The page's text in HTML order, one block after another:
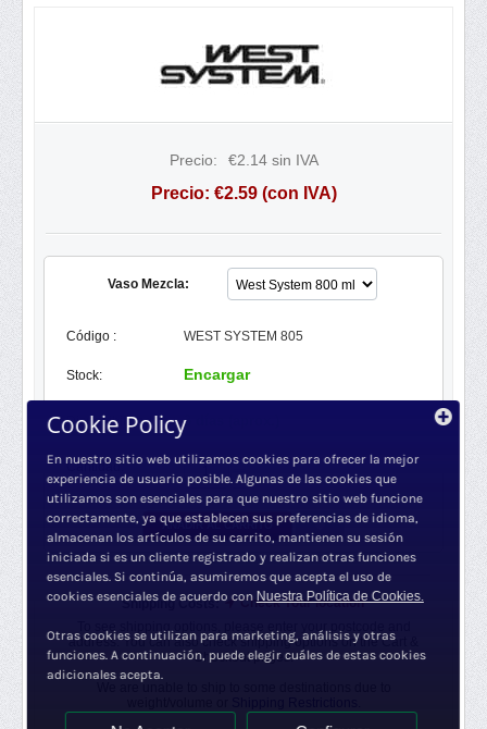
Precio: €2.14sin IVA
Precio: €2.59(con IVA)
Vaso Mezcla:
Código : WEST SYSTEM 805
Stock: Encargar
Disponibilidad: 3 días (aprox.)
Cantidad:
+
−
AÑADIR AL CARRITO
Shipping Costs:
Check Your location
To see shipping options, please enter your postcode and
address. You can also check shipping options on the Cart &
Checkout pages.
Cookie Policy
En nuestro sitio web utilizamos cookies para ofrecer la mejor
experiencia de usuario posible. Algunas de las cookies que
utilizamos son esenciales para que nuestro sitio web funcione
correctamente, ya que establecen sus preferencias de idioma,
almacenan los artículos de su carrito, mantienen su sesión
iniciada si es un cliente registrado y realizan otras funciones
esenciales. Si continúa, asumiremos que acepta el uso de
cookies esenciales de acuerdo con Nuestra Política de Cookies.
Otras cookies se utilizan para marketing, análisis y otras
funciones. A continuación, puede elegir cuáles de estas cookies
adicionales acepta.